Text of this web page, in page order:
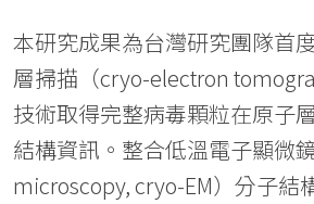
本研究成果為台灣研究團隊首
層掃描（cryo-electron
技術取得完整病毒顆粒在原子
結構資訊。整合低溫電子顯微
microscopy, cryo-EM）分子結